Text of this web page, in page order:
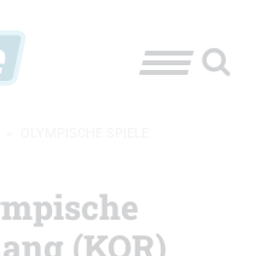
(KOR)